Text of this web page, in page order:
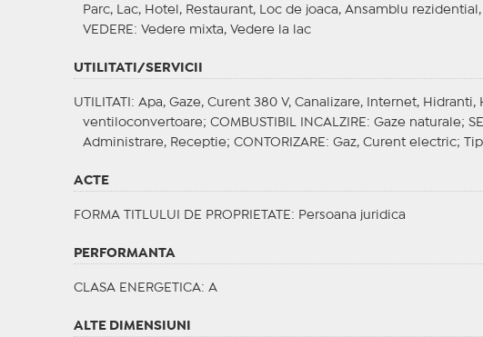
Parc, Lac, Hotel, Restaurant, Loc de joaca, Ansamblu rezidential,
VEDERE : Vedere mixta, Vedere la lac
UTILITATI/SERVICII
UTILITATI : Apa, Gaze, Curent 380 V, Canalizare, Internet, Hidranti,
ventiloconvertoare; COMBUSTIBIL INCALZIRE : Gaze naturale;
Administrare, Receptie; CONTORIZARE : Gaz, Curent electric;
ACTE
FORMA TITLULUI DE PROPRIETATE : Persoana juridica
PERFORMANTA
CLASA ENERGETICA: A
ALTE DIMENSIUNI